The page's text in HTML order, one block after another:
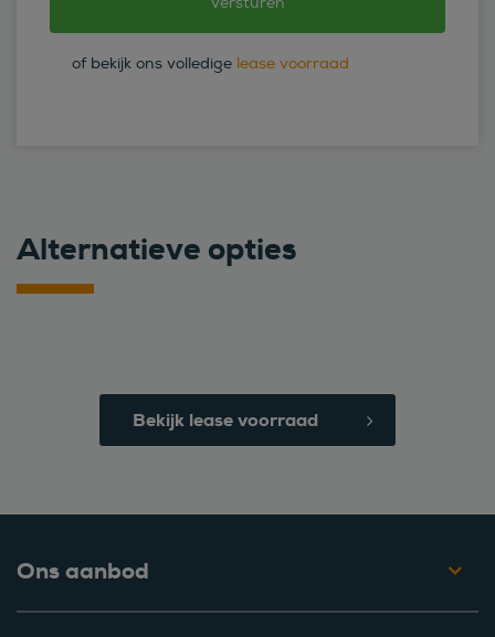
of bekijk ons volledige lease voorraad
Alternatieve opties
Bekijk lease voorraad
Ons aanbod